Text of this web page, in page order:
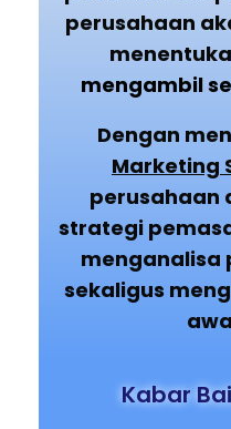
perusahaan
mengambil
Dengan
Marketing
perusahaan
strategi
menganalisa
sekaligus
Kabar